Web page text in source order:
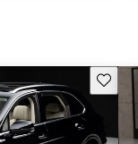
Guarda